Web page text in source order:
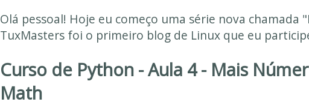
Olá pessoal! Hoje eu começo uma série nova chamada
TuxMasters foi o primeiro blog de Linux que eu
Curso de Python - Aula 4 - Mais
Math